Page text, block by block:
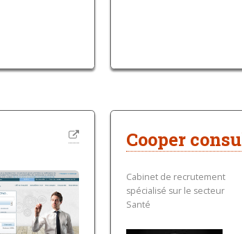
Cooper
Cabinet de recrutement
spécialisé sur le secteur
Santé